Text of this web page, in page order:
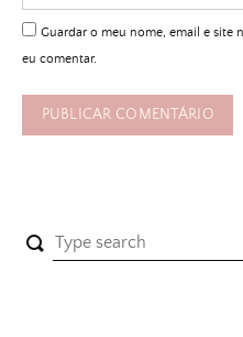
Guardar o meu nome, email e site
eu comentar.